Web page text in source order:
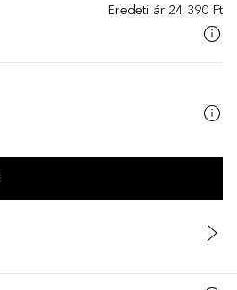
Eredeti ár 24 390 Ft